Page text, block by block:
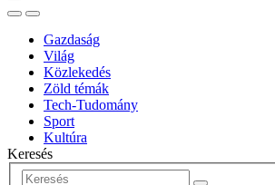
Gazdaság
Világ
Közlekedés
Zöld témák
Tech-Tudomány
Sport
Kultúra
Keresés